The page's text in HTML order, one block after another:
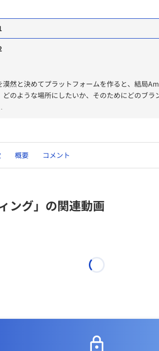
漠然と決めてプラットフォームを作ると、結局
どのような場所にしたいか、そのためにどのブラ
概要 コメント
ング」の関連動画